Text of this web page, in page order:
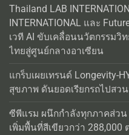
Thailand LAB
INTERNATIONAL และ
เวที AI ขับเคลื่อนนวัตกรรมวิ
ไทยสู่ศูนย์กลางอาเซียน
แกร็บเผยเทรนด์ Longevity-
สุขภาพ ดันยอดเรียกรถไปสว
ซีพีแรม ผนึกกำลังทุกภาคส่วน
เพิ่มพื้นที่สีเขียวกว่า 288,000